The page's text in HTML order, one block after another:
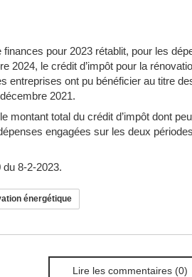
finances pour 2023 rétablit, pour les
2024, le crédit d’impôt pour la
entreprises ont pu bénéficier au titre
2021.
montant total du crédit d’impôt dont
engagées sur les deux
8-2-2023.
énergétique
Lire les commentaires (0)